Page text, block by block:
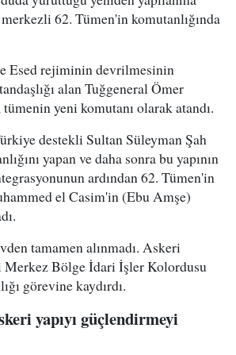
62. Tümen'in komutanlığında
Esed rejiminin devrilmesinin
alan Tuğgeneral Ömer
yeni komutanı olarak atandı.
destekli Sultan Süleyman Şah
yapan ve daha sonra bu yapının
ardından 62. Tümen'in
el Casim'in (Ebu Amşe)
tamamen alınmadı. Askeri
Bölge İdari İşler Kolordusu
görevine kaydırdı.
yapıyı güçlendirmeyi